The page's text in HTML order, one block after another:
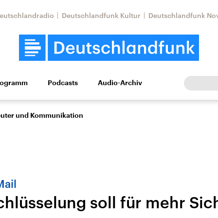
Deutschlandfunk Kultur Deutschlandfunk
Wissen Kultur Europa
Iran
Aktuelle Lage und
Faktenchecks
Podcasts Audio-Archiv
und Kommunikation
soll für mehr